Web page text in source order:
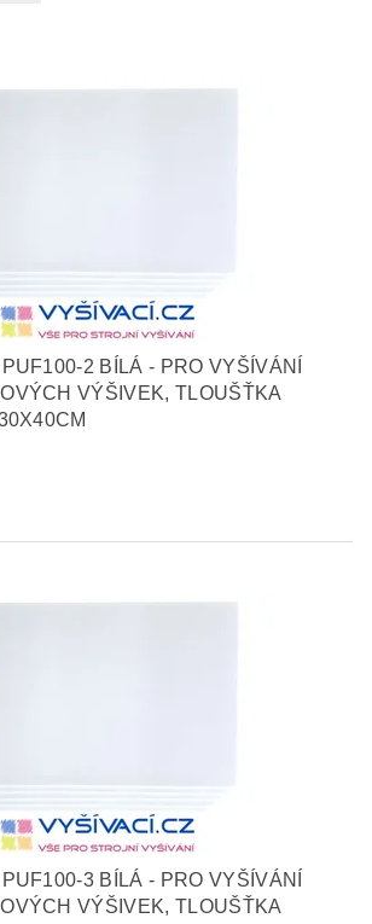
2 BÍLÁ - PRO VYŠÍVÁNÍ
VÝŠIVEK, TLOUŠŤKA
3 BÍLÁ - PRO VYŠÍVÁNÍ
VÝŠIVEK, TLOUŠŤKA